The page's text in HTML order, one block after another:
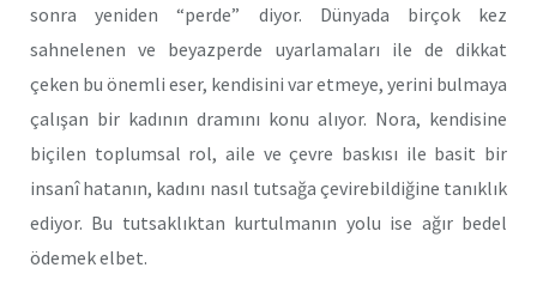
sonra yeniden “perde” diyor. Dünyada birçok kez
sahnelenen ve beyazperde uyarlamaları ile de dikkat
çeken bu önemli eser, kendisini var etmeye, yerini bulmaya
çalışan bir kadının dramını konu alıyor. Nora, kendisine
biçilen toplumsal rol, aile ve çevre baskısı ile basit bir
insanî hatanın, kadını nasıl tutsağa çevirebildiğine tanıklık
ediyor. Bu tutsaklıktan kurtulmanın yolu ise ağır bedel
ödemek elbet.